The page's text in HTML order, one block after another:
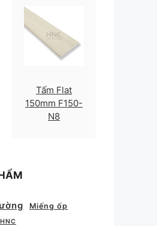
Tấm Flat
150mm F150-
N8
Miếng ốp